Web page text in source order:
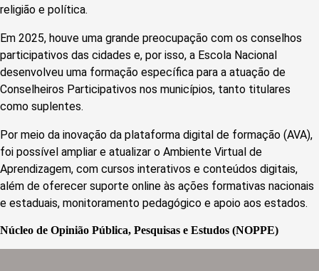
religião e política.
Em 2025, houve uma grande preocupação com os conselhos
participativos das cidades e, por isso, a Escola Nacional
desenvolveu uma formação específica para a atuação de
Conselheiros Participativos nos municípios, tanto titulares
como suplentes.
Por meio da inovação da plataforma digital de formação (AVA),
foi possível ampliar e atualizar o Ambiente Virtual de
Aprendizagem, com cursos interativos e conteúdos digitais,
além de oferecer suporte online às ações formativas nacionais
e estaduais, monitoramento pedagógico e apoio aos estados.
Núcleo de Opinião Pública, Pesquisas e Estudos (NOPPE)